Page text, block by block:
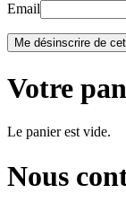
Email
Votre
Le panier est vide.
Nous